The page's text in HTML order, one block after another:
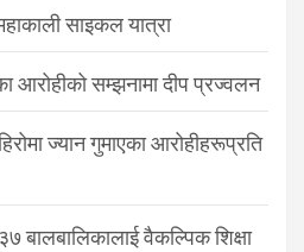
साइकल यात्रा
आरोहीको सम्झनामा दीप प्रज्वलन
ज्यान गुमाएका आरोहीहरूप्रति
बालबालिकालाई वैकल्पिक शिक्षा